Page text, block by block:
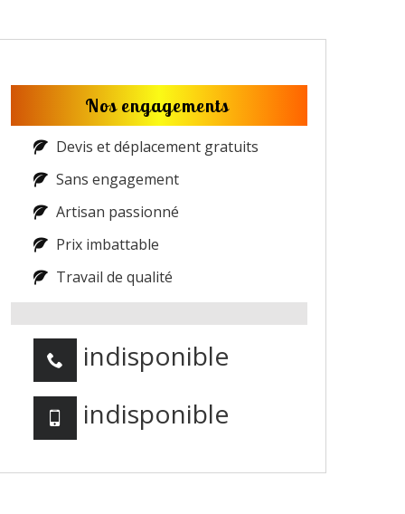
Nos engagements
Devis et déplacement gratuits
Sans engagement
Artisan passionné
Prix imbattable
Travail de qualité
indisponible
indisponible